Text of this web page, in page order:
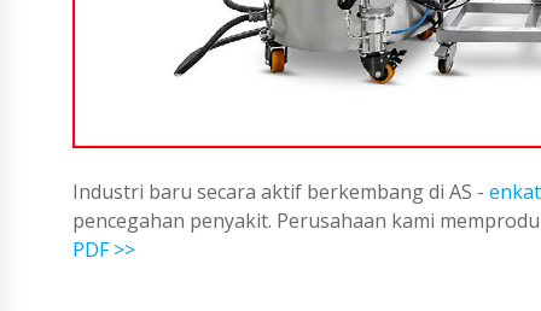
Industri baru secara aktif berkembang di AS -
pencegahan penyakit. Perusahaan kami
PDF >>